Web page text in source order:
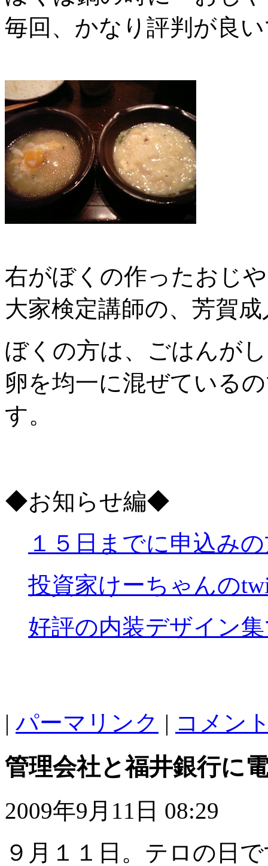
毎回、かなり評判が良
右がぼくの作ったおじ
大家検定講師の、芳賀
ぼくの方は、ごはんが
卵を均一に混ぜている
す。
◆お知らせ編◆
１５日までに申込み
投資家けーちゃんの
好評の内装デザイン
| パーマリンク | コメン
管理会社と福井銀行に
2009年9月11日 08:29
９月１１日。テロの日